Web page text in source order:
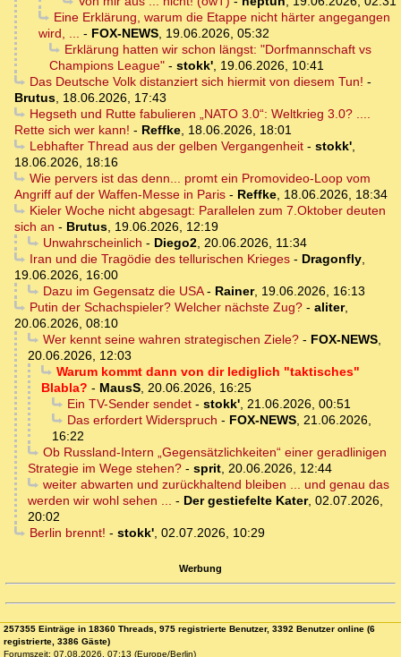
Eine Erklärung, warum die Etappe nicht härter angegangen
wird, ... - FOX-NEWS, 19.06.2026, 05:32
Erklärung hatten wir schon längst: "Dorfmannschaft vs
Champions League" - stokk', 19.06.2026, 10:41
Das Deutsche Volk distanziert sich hiermit von diesem Tun! -
Brutus, 18.06.2026, 17:43
Hegseth und Rutte fabulieren „NATO 3.0“: Weltkrieg 3.0? ....
Rette sich wer kann! - Reffke, 18.06.2026, 18:01
Lebhafter Thread aus der gelben Vergangenheit- stokk',
18.06.2026, 18:16
Wie pervers ist das denn... promt ein Promovideo-Loop vom
Angriff auf der Waffen-Messe in Paris - Reffke, 18.06.2026, 18:34
Kieler Woche nicht abgesagt: Parallelen zum 7.Oktober deuten
sich an - Brutus, 19.06.2026, 12:19
Unwahrscheinlich - Diego2, 20.06.2026, 11:34
Iran und die Tragödie des tellurischen Krieges- Dragonfly,
19.06.2026, 16:00
Dazu im Gegensatz die USA- Rainer, 19.06.2026, 16:13
Putin der Schachspieler? Welcher nächste Zug?- aliter,
20.06.2026, 08:10
Wer kennt seine wahren strategischen Ziele?- FOX-NEWS,
20.06.2026, 12:03
Warum kommt dann von dir lediglich "taktisches"
Blabla? - MausS, 20.06.2026, 16:25
Ein TV-Sender sendet- stokk', 21.06.2026, 00:51
Das erfordert Widerspruch - FOX-NEWS, 21.06.2026,
16:22
Ob Russland-Intern „Gegensätzlichkeiten“ einer geradlinigen
Strategie im Wege stehen? - sprit, 20.06.2026, 12:44
weiter abwarten und zurückhaltend bleiben ... und genau das
werden wir wohl sehen ... - Der gestiefelte Kater, 02.07.2026,
20:02
Berlin brennt! - stokk', 02.07.2026, 10:29
Werbung
257355 Einträge in 18360 Threads, 975 registrierte Benutzer, 3392 Benutzer online (6
registrierte, 3386 Gäste)
Forumszeit: 07.08.2026, 07:13 (Europe/Berlin)